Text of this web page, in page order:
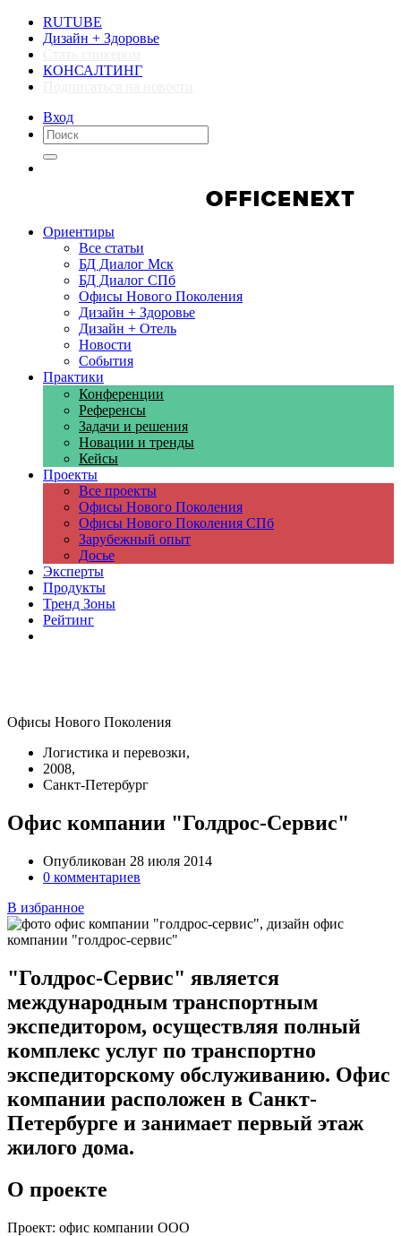
RUTUBE
Дизайн + Здоровье
КОНСАЛТИНГ
Вход
Ориентиры
Все статьи
БД Диалог Мск
БД Диалог СПб
Офисы Нового Поколения
Дизайн + Здоровье
Дизайн + Отель
Новости
События
Практики
Конференции
Референсы
Задачи и решения
Новации и тренды
Кейсы
Проекты
Все проекты
Офисы Нового Поколения
Офисы Нового Поколения СПб
Зарубежный опыт
Досье
Эксперты
Продукты
Тренд Зоны
Рейтинг
Офисы Нового Поколения
Логистика и перевозки,
2008,
Санкт-Петербург
Офис компании "Голдрос-Сервис"
Опубликован 28 июля 2014
0 комментариев
В избранное
"Голдрос-Сервис" является
международным транспортным
экспедитором, осуществляя полный
комплекс услуг по транспортно
экспедиторскому обслуживанию. Офис
компании расположен в Санкт-
Петербурге и занимает первый этаж
жилого дома.
О проекте
Проект: офис компании OOO